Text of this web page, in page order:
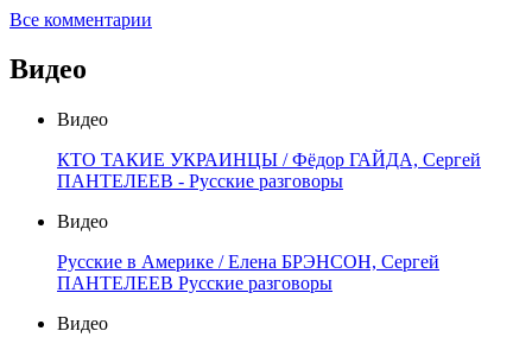
Все комментарии
Видео
Видео
КТО ТАКИЕ УКРАИНЦЫ / Фёдор ГАЙДА, Сергей
ПАНТЕЛЕЕВ - Русские разговоры
Видео
Русские в Америке / Елена БРЭНСОН, Сергей
ПАНТЕЛЕЕВ Русские разговоры
Видео